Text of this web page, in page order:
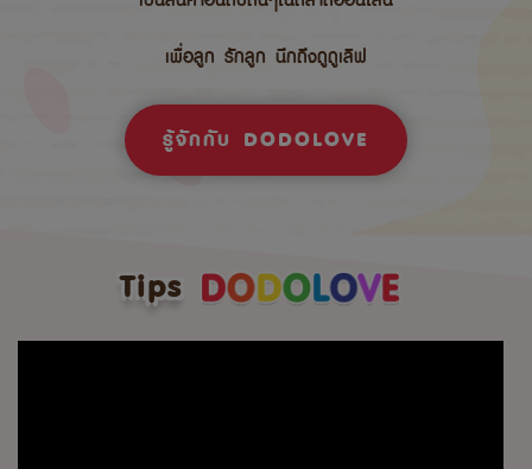
เพื่อลูก รักลูก นึกถึงดูดูเลิฟ
รู้จักกับ DODOLOVE
Tips